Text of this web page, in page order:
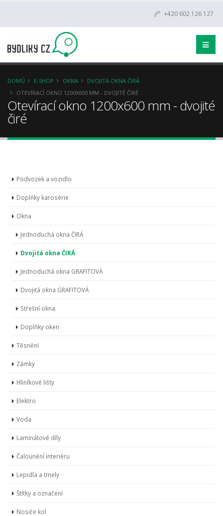
+420 602 126 127
DOMŮ E-SHOP OKNA
DVOJITÁ OKNA ČIRÁ
OTEVÍRACÍ OKNO 1200X600 MM - DVOJITÉ ČIRÉ
Otevírací okno 1200x600 mm - dvojité
čiré
Podvozek a vozidlo
Doplňky karosérie
Okna
Jednoduchá okna ČIRÁ
Dvojitá okna ČIRÁ
Jednoduchá okna GRAFITOVÁ
Dvojitá okna GRAFITOVÁ
Střešní okna
Doplňky oken
Těsnění
Zámky
Hliníkové lišty
Elektro
Voda
Laminátové díly
Čalounění interiéru
Lepidla a tmely
Štítky a označení
Nosiče kol